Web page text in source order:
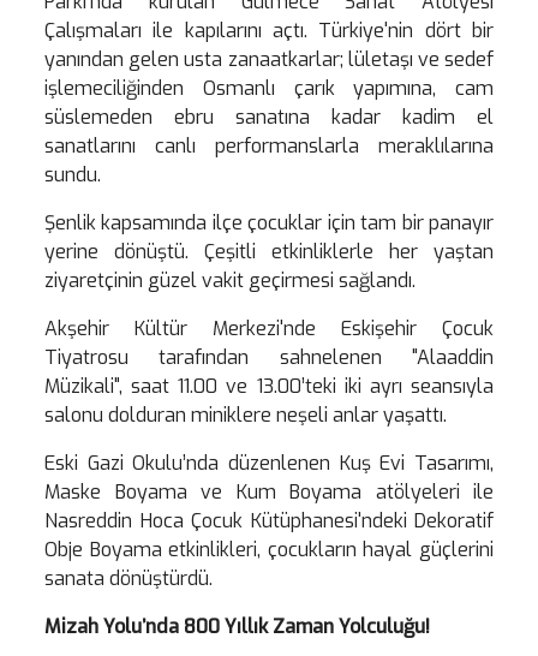
Çalışmaları ile kapılarını açtı. Türkiye'nin dört bir
yanından gelen usta zanaatkarlar; lületaşı ve sedef
işlemeciliğinden Osmanlı çarık yapımına, cam
süslemeden ebru sanatına kadar kadim el
sanatlarını canlı performanslarla meraklılarına
sundu.
Şenlik kapsamında ilçe çocuklar için tam bir panayır
yerine dönüştü. Çeşitli etkinliklerle her yaştan
ziyaretçinin güzel vakit geçirmesi sağlandı.
Akşehir Kültür Merkezi'nde Eskişehir Çocuk
Tiyatrosu tarafından sahnelenen "Alaaddin
Müzikali", saat 11.00 ve 13.00’teki iki ayrı seansıyla
salonu dolduran miniklere neşeli anlar yaşattı.
Eski Gazi Okulu’nda düzenlenen Kuş Evi Tasarımı,
Maske Boyama ve Kum Boyama atölyeleri ile
Nasreddin Hoca Çocuk Kütüphanesi'ndeki Dekoratif
Obje Boyama etkinlikleri, çocukların hayal güçlerini
sanata dönüştürdü.
Mizah Yolu’nda 800 Yıllık Zaman Yolculuğu!